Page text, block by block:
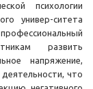
психологии
универ-ситета
развить
напряжение,
что